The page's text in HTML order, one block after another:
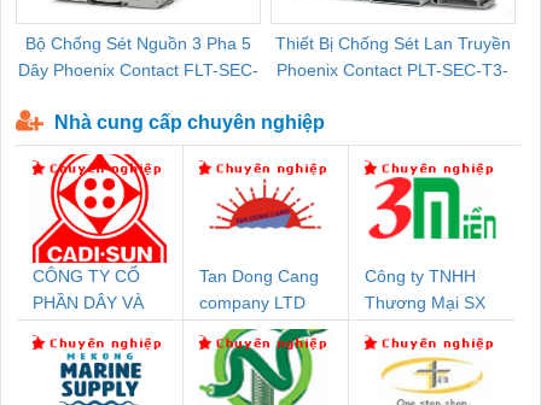
Bộ Chống Sét Nguồn 3 Pha 5
Dây Phoenix Contact FLT-SEC-
Thiết Bị Chống Sét Lan Truyền
Phoenix Contact PLT-SEC-T3-
Nhà cung cấp chuyên nghiệp
CÔNG TY CỔ
PHẦN DÂY VÀ
THƯỢNG ĐÌNH
Tan Dong Cang
company LTD
Công ty TNHH
Thương Mại SX